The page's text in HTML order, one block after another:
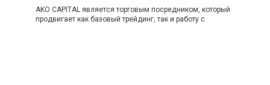
AKO CAPITAL является торговым посредником, который
продвигает как базовый трейдинг, так и работу с